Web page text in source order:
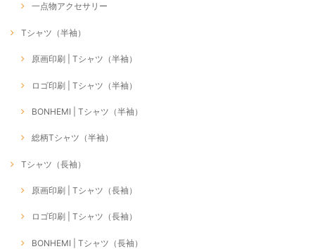
一点物アクセサリー
Tシャツ（半袖）
原画印刷 | Tシャツ（半袖）
ロゴ印刷 | Tシャツ（半袖）
BONHEMI | Tシャツ（半袖）
総柄Tシャツ（半袖）
Tシャツ（長袖）
原画印刷 | Tシャツ（長袖）
ロゴ印刷 | Tシャツ（長袖）
BONHEMI | Tシャツ（長袖）